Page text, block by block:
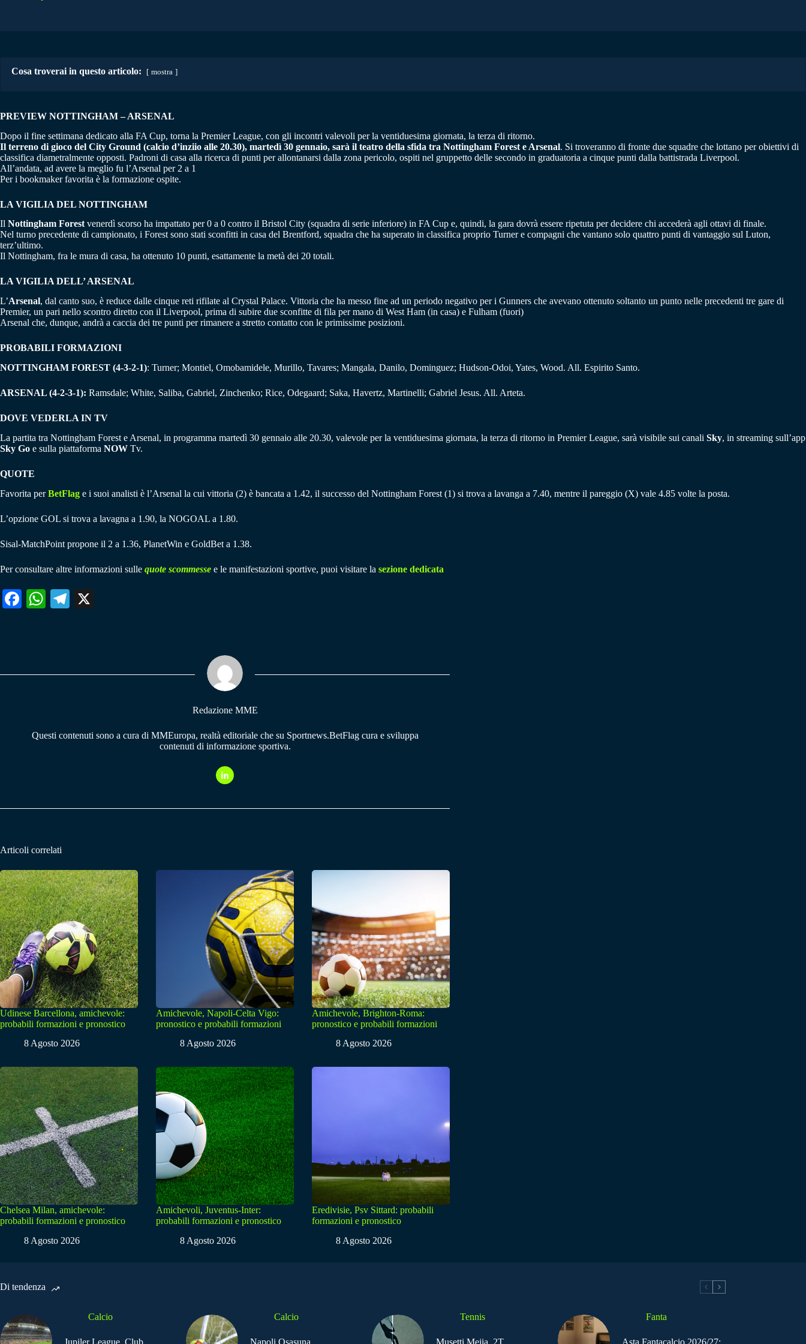
Cosa troverai in questo articolo: mostra
PREVIEW NOTTINGHAM – ARSENAL
Dopo il fine settimana dedicato alla FA Cup, torna la Premier League, con gli incontri valevoli per la ventiduesima giornata, la terza di ritorno.
Il terreno di gioco del City Ground (calcio d’inziio alle 20.30), martedì 30 gennaio, sarà il teatro della sfida tra Nottingham Forest e Arsenal. Si troveranno di fronte due squadre che lottano per obiettivi di
classifica diametralmente opposti. Padroni di casa alla ricerca di punti per allontanarsi dalla zona pericolo, ospiti nel gruppetto delle secondo in graduatoria a cinque punti dalla battistrada Liverpool.
All’andata, ad avere la meglio fu l’Arsenal per 2 a 1
Per i bookmaker favorita è la formazione ospite.
LA VIGILIA DEL NOTTINGHAM
Il Nottingham Forestvenerdì scorso ha impattato per 0 a 0 contro il Bristol City (squadra di serie inferiore) in FA Cup e, quindi, la gara dovrà essere ripetuta per decidere chi accederà agli ottavi di finale.
Nel turno precedente di campionato, i Forest sono stati sconfitti in casa del Brentford, squadra che ha superato in classifica proprio Turner e compagni che vantano solo quattro punti di vantaggio sul Luton,
terz’ultimo.
Il Nottingham, fra le mura di casa, ha ottenuto 10 punti, esattamente la metà dei 20 totali.
LA VIGILIA DELL’ ARSENAL
L’Arsenal, dal canto suo, è reduce dalle cinque reti rifilate al Crystal Palace. Vittoria che ha messo fine ad un periodo negativo per i Gunners che avevano ottenuto soltanto un punto nelle precedenti tre gare di
Premier, un pari nello scontro diretto con il Liverpool, prima di subire due sconfitte di fila per mano di West Ham (in casa) e Fulham (fuori)
Arsenal che, dunque, andrà a caccia dei tre punti per rimanere a stretto contatto con le primissime posizioni.
PROBABILI FORMAZIONI
NOTTINGHAM FOREST (4-3-2-1): Turner; Montiel, Omobamidele, Murillo, Tavares; Mangala, Danilo, Dominguez; Hudson-Odoi, Yates, Wood. All. Espirito Santo.
ARSENAL (4-2-3-1): Ramsdale; White, Saliba, Gabriel, Zinchenko; Rice, Odegaard; Saka, Havertz, Martinelli; Gabriel Jesus. All. Arteta.
DOVE VEDERLA IN TV
La partita tra Nottingham Forest e Arsenal, in programma martedì 30 gennaio alle 20.30, valevole per la ventiduesima giornata, la terza di ritorno in Premier League, sarà visibile sui canali Sky, in streaming sull’app
Sky Go e sulla piattaforma NOW Tv.
QUOTE
Favorita perBetFlag e i suoi analisti è l’Arsenal la cui vittoria (2) è bancata a 1.42, il successo del Nottingham Forest (1) si trova a lavanga a 7.40, mentre il pareggio (X) vale 4.85 volte la posta.
L’opzione GOL si trova a lavagna a 1.90, la NOGOAL a 1.80.
Sisal-MatchPoint propone il 2 a 1.36, PlanetWin e GoldBet a 1.38.
Per consultare altre informazioni sulle quote scommesse e le manifestazioni sportive, puoi visitare la sezione dedicata
Fa W
pp
Te
m
Redazione MME
Questi contenuti sono a cura di MMEuropa, realtà editoriale che su Sportnews.BetFlag cura e sviluppa
contenuti di informazione sportiva.
Articoli correlati
Udinese Barcellona, amichevole:
probabili formazioni e pronostico
8 Agosto 2026
Amichevole, Napoli-Celta Vigo:
pronostico e probabili formazioni
8 Agosto 2026
Amichevole, Brighton-Roma:
pronostico e probabili formazioni
8 Agosto 2026
Chelsea Milan, amichevole:
probabili formazioni e pronostico
8 Agosto 2026
Amichevoli, Juventus-Inter:
probabili formazioni e pronostico
8 Agosto 2026
Eredivisie, Psv Sittard: probabili
formazioni e pronostico
8 Agosto 2026
Di tendenza
Calcio Calcio Tennis Fanta